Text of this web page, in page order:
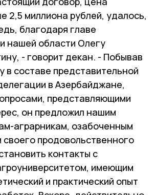
2,5 миллиона рублей, удалось,
благодаря главе
нашей области Олегу
- говорит декан. - Побывав
в составе представительной
в Азербайджане,
представляющими
он предложил нашим
аграрникам, озабоченным
продовольственного
контакты с
имеющим
и практический опыт